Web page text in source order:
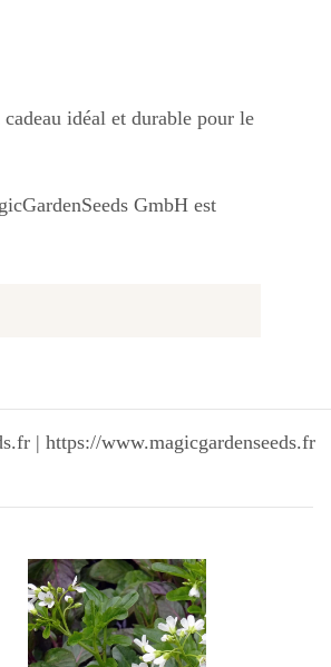
idéal et durable pour le
GmbH est
| https://www.magicgardenseeds.fr